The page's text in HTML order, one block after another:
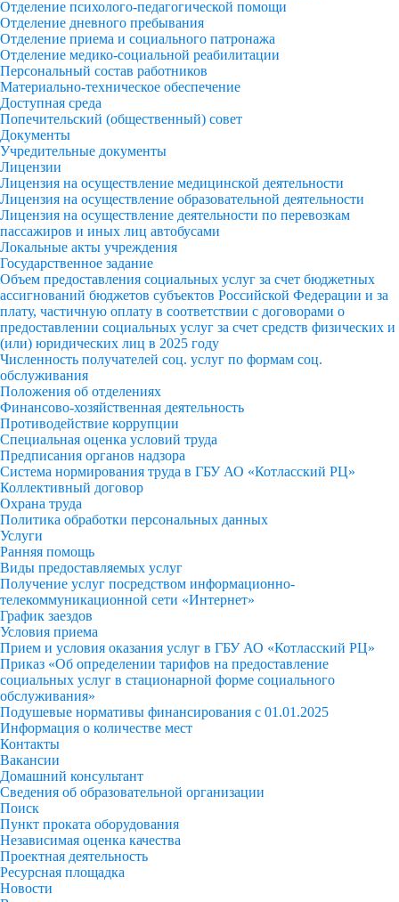
Отделение психолого-педагогической помощи
Отделение дневного пребывания
Отделение приема и социального патронажа
Отделение медико-социальной реабилитации
Персональный состав работников
Материально-техническое обеспечение
Доступная среда
Попечительский (общественный) совет
Документы
Учредительные документы
Лицензии
Лицензия на осуществление медицинской деятельности
Лицензия на осуществление образовательной деятельности
Лицензия на осуществление деятельности по перевозкам
пассажиров и иных лиц автобусами
Локальные акты учреждения
Государственное задание
Объем предоставления социальных услуг за счет бюджетных
ассигнований бюджетов субъектов Российской Федерации и за
плату, частичную оплату в соответствии с договорами о
предоставлении социальных услуг за счет средств физических и
(или) юридических лиц в 2025 году
Численность получателей соц. услуг по формам соц.
обслуживания
Положения об отделениях
Финансово-хозяйственная деятельность
Противодействие коррупции
Специальная оценка условий труда
Предписания органов надзора
Система нормирования труда в ГБУ АО «Котласский РЦ»
Коллективный договор
Охрана труда
Политика обработки персональных данных
Услуги
Ранняя помощь
Виды предоставляемых услуг
Получение услуг посредством информационно-
телекоммуникационной сети «Интернет»
График заездов
Условия приема
Прием и условия оказания услуг в ГБУ АО «Котласский РЦ»
Приказ «Об определении тарифов на предоставление
социальных услуг в стационарной форме социального
обслуживания»
Подушевые нормативы финансирования с 01.01.2025
Информация о количестве мест
Контакты
Вакансии
Домашний консультант
Сведения об образовательной организации
Поиск
Пункт проката оборудования
Независимая оценка качества
Проектная деятельность
Ресурсная площадка
Новости